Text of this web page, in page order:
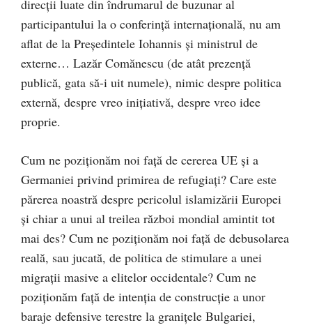
direcţii luate din îndrumarul de buzunar al
participantului la o conferinţă internaţională, nu am
aflat de la Preşedintele Iohannis şi ministrul de
externe… Lazăr Comănescu (de atât prezenţă
publică, gata să-i uit numele), nimic despre politica
externă, despre vreo iniţiativă, despre vreo idee
proprie.
Cum ne poziţionăm noi faţă de cererea UE şi a
Germaniei privind primirea de refugiaţi? Care este
părerea noastră despre pericolul islamizării Europei
şi chiar a unui al treilea război mondial amintit tot
mai des? Cum ne poziţionăm noi faţă de debusolarea
reală, sau jucată, de politica de stimulare a unei
migraţii masive a elitelor occidentale? Cum ne
poziţionăm faţă de intenţia de construcţie a unor
baraje defensive terestre la graniţele Bulgariei,